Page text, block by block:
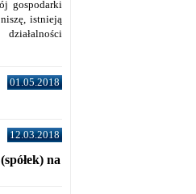
gospodarki
istnieją
01.05.2018
12.03.2018
na